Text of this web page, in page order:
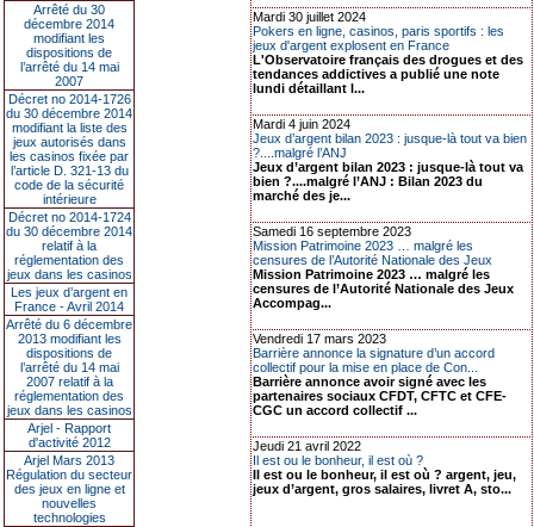
Arrêté du 30
décembre 2014
modifiant les
dispositions de
l’arrêté du 14 mai
2007
Décret no 2014-1726
du 30 décembre 2014
modifiant la liste des
jeux autorisés dans
les casinos fixée par
l’article D. 321-13 du
code de la sécurité
intérieure
Décret no 2014-1724
du 30 décembre 2014
relatif à la
réglementation des
jeux dans les casinos
Les jeux d’argent en
France - Avril 2014
Arrêté du 6 décembre
2013 modifiant les
dispositions de
l’arrêté du 14 mai
2007 relatif à la
réglementation des
jeux dans les casinos
Arjel - Rapport
d'activité 2012
Arjel Mars 2013
Régulation du secteur
des jeux en ligne et
nouvelles
technologies
Mardi 30 juillet 2024
Pokers en ligne, casinos, paris sportifs : les
jeux d'argent explosent en France
L'Observatoire français des drogues et des
tendances addictives a publié une note
lundi détaillant l...
Mardi 4 juin 2024
Jeux d’argent bilan 2023 : jusque-là tout va bien
?....malgré l’ANJ
Jeux d’argent bilan 2023 : jusque-là tout va
bien ?....malgré l’ANJ : Bilan 2023 du
marché des je...
Samedi 16 septembre 2023
Mission Patrimoine 2023 … malgré les
censures de l’Autorité Nationale des Jeux
Mission Patrimoine 2023 … malgré les
censures de l’Autorité Nationale des Jeux
Accompag...
Vendredi 17 mars 2023
Barrière annonce la signature d’un accord
collectif pour la mise en place de Con...
Barrière annonce avoir signé avec les
partenaires sociaux CFDT, CFTC et CFE-
CGC un accord collectif ...
Jeudi 21 avril 2022
Il est ou le bonheur, il est où ?
Il est ou le bonheur, il est où ? argent, jeu,
jeux d’argent, gros salaires, livret A, sto...